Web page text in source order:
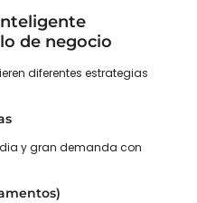
de negocio
diferentes estrategias
y gran demanda con